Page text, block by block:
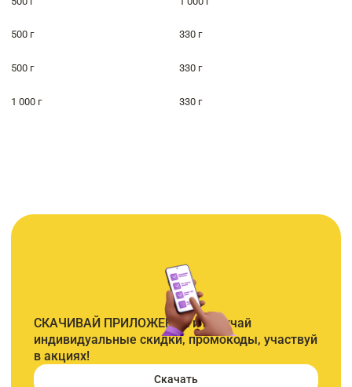
500 г 330 г
500 г 330 г
1 000 г 330 г
СКАЧИВАЙ ПРИЛОЖЕНИЕ и получай
индивидуальные скидки, промокоды, участвуй
в акциях!
Скачать